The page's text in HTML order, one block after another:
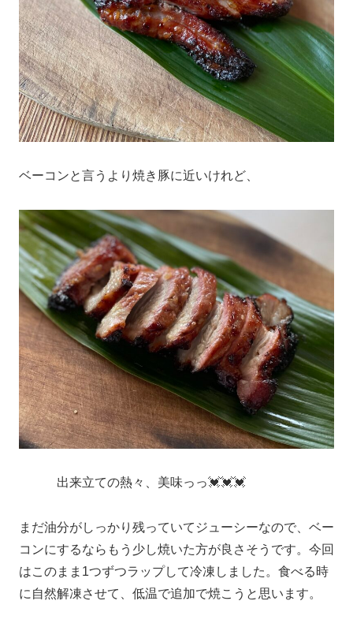
ベーコンと言うより焼き豚に近いけれど、
出来立ての熱々、美味っっ💓💓💓
まだ油分がしっかり残っていてジューシーなので、ベー
コンにするならもう少し焼いた方が良さそうです。今回
はこのまま1つずつラップして冷凍しました。食べる時
に自然解凍させて、低温で追加で焼こうと思います。